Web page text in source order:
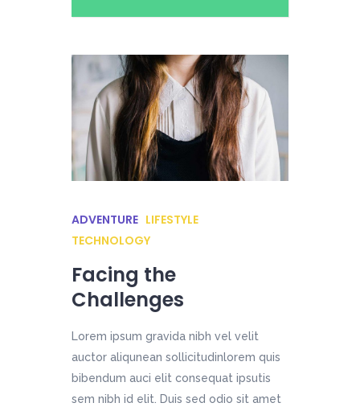
ADVENTURE LIFESTYLE
TECHNOLOGY
Facing the
Challenges
Lorem ipsum gravida nibh vel velit
auctor aliqunean sollicitudinlorem quis
bibendum auci elit consequat ipsutis
sem nibh id elit. Duis sed odio sit amet